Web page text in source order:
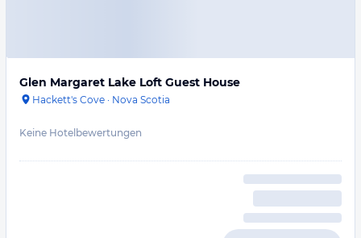
Glen Margaret Lake Loft Guest House
Hackett's Cove · Nova Scotia
Keine Hotelbewertungen